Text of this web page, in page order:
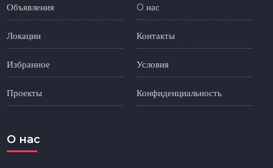
Объявления
Локации
Избранное
Проекты
O нас
Контакты
Условия
Конфиденциальность
O нас